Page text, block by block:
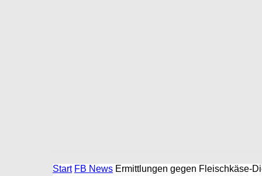
Start FB News Ermittlungen gegen Fleischkäse-